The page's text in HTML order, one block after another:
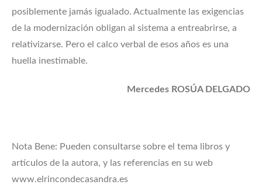
posiblemente jamás igualado. Actualmente las exigencias
de la modernización obligan al sistema a entreabrirse, a
relativizarse. Pero el calco verbal de esos años es una
huella inestimable.
Mercedes ROSÚA DELGADO
Nota Bene: Pueden consultarse sobre el tema libros y
artículos de la autora, y las referencias en su web
www.elrincondecasandra.es